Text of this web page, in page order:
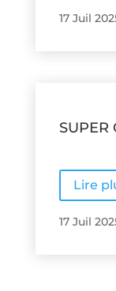
17 Juil
SUPER
Lire
17 Juil